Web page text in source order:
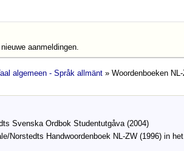
aanmeldingen.
algemeen - Språk allmänt » Woordenboeken
Svenska Ordbok Studentutgåva (2004)
Norstedts Handwoordenboek NL-ZW (1996) in